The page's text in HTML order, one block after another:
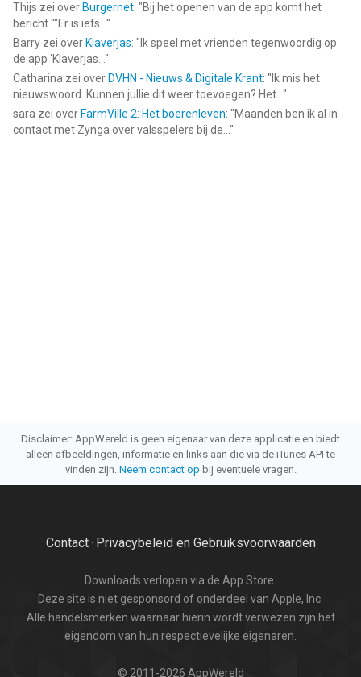
Thijs zei over Burgernet: "Bij het openen van de app komt het
bericht ""Er is iets... "
Barry zei over Klaverjas: " Ik speel met vrienden tegenwoordig op
de app ‘Klaverjas... "
Catharina zei over DVHN - Nieuws & Digitale Krant: " Ik mis het
nieuwswoord. Kunnen jullie dit weer toevoegen? Het... "
sara zei over FarmVille 2: Het boerenleven: "Maanden ben ik al in
contact met Zynga over valsspelers bij de... "
Disclaimer: AppWereld is geen eigenaar van deze applicatie en biedt
alleen afbeeldingen, informatie en links aan die via de iTunes API te
vinden zijn. Neem contact op bij eventuele vragen.
Contact· Privacybeleid en Gebruiksvoorwaarden
Downloads verlopen via de App Store.
Deze site is niet gesponsord of onderdeel van Apple, Inc.
Alle handelsmerken waarnaar hierin wordt verwezen zijn het
eigendom van hun respectievelijke eigenaren.
© 2011-2026 AppWereld